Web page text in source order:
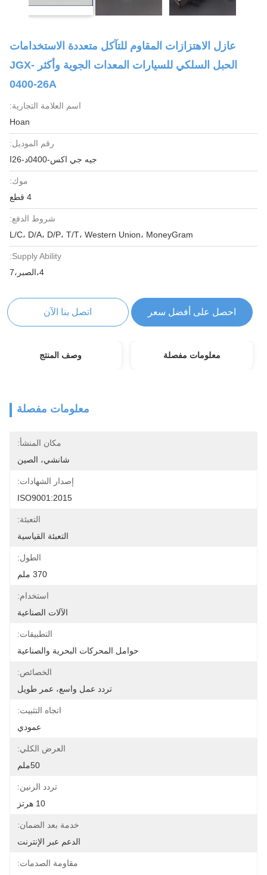
عازل الاهتزازات المقاوم للتآكل متعددة الاستخدامات
الحبل السلكي للسيارات المعدات الجوية وأكثر JGX-
0400-26A
اسم العلامة التجارية:
Hoan
رقم الموديل:
جيه جي اكس-0400د-26ا
موك:
4 قطع
شروط الدفع:
L/C، D/A، D/P، T/T، Western Union، MoneyGram
Supply Ability:
4،الصبر،7
احصل على أفضل سعر اتصل بنا الآن
معلومات مفصلة وصف المنتج
معلومات مفصلة
مكان المنشأ:
شانشي، الصين
إصدار الشهادات:
ISO9001:2015
التعبئة:
التعبئة القياسية
الطول:
370 ملم
استخدام:
الآلات الصناعية
التطبيقات:
حوامل المحركات البحرية والصناعية
الخصائص:
تردد عمل واسع، عمر طويل
اتجاه التثبيت:
عمودي
العرض الكلي:
50ملم
تردد الرنين:
10 هرتز
خدمة بعد الضمان:
الدعم عبر الإنترنت
مقاومة الصدمات: